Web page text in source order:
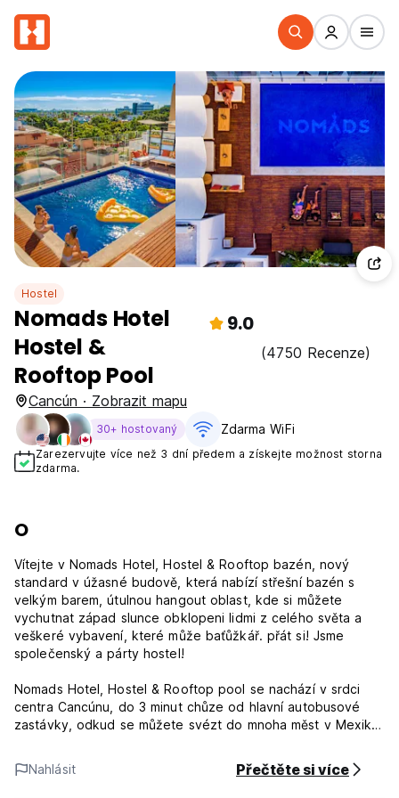
Hostel
Nomads Hotel
Hostel &
Rooftop Pool
9.0
(4750 Recenze)
Cancún · Zobrazit mapu
30+ hostovaný Zdarma WiFi
Zarezervujte více než 3 dní předem a získejte možnost storna
zdarma.
O
Vítejte v Nomads Hotel, Hostel & Rooftop bazén, nový
standard v úžasné budově, která nabízí střešní bazén s
velkým barem, útulnou hangout oblast, kde si můžete
vychutnat západ slunce obklopeni lidmi z celého světa a
veškeré vybavení, které může baťůžkář. přát si! Jsme
společenský a párty hostel!
Nomads Hotel, Hostel & Rooftop pool se nachází v srdci
centra Cancúnu, do 3 minut chůze od hlavní autobusové
zastávky, odkud se můžete svézt do mnoha měst v Mexiku.
kde najdete 24hodinové autobusy, které vás spojí do
hotelové zóny, kde se nacházejí všechny naše bílé písečné
Nahlásit Přečtěte si více